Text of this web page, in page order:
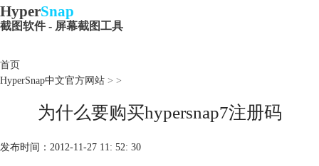
HyperSnap
截图软件 - 屏幕截图工具
首页
HyperSnap中文官方网站 > >
为什么要购买hypersnap7注册码
发布时间：2012-11-27 11: 52: 30